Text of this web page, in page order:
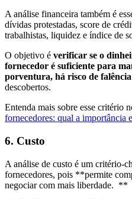
A análise financeira também é
dívidas protestadas, score de
trabalhistas, liquidez e índice de
O objetivo é verificar se o
fornecedor é suficiente para
porventura, há risco de falência
descobertos.
Entenda mais sobre esse critério
fornecedores: qual a importância
6. Custo
A análise de custo é um critério-
fornecedores, pois **permite
negociar com mais liberdade. **